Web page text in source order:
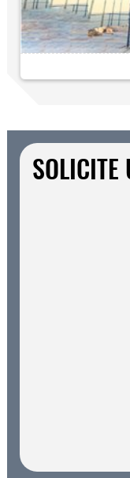
SOLICITE